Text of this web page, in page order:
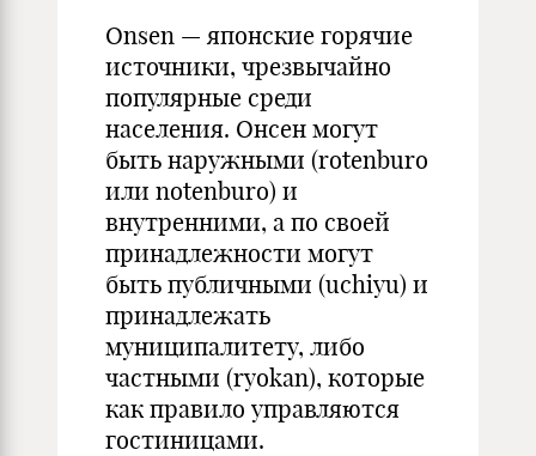
Onsen — японские горячие
источники, чрезвычайно
популярные среди
населения. Онсен могут
быть наружными (rotenburo
или notenburo) и
внутренними, а по своей
принадлежности могут
быть публичными (uchiyu) и
принадлежать
муниципалитету, либо
частными (ryokan), которые
как правило управляются
гостиницами.